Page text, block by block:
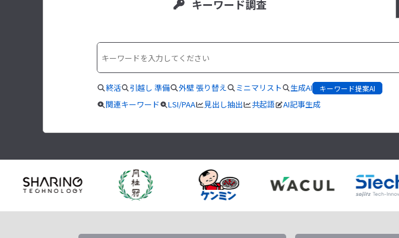
キーワード調査
終活 引越し 準備 外壁 張り替え ミニマリスト 生成AI キーワード提案AI
関連キーワード LSI/PAA 見出し抽出 共起語 AI記事生成